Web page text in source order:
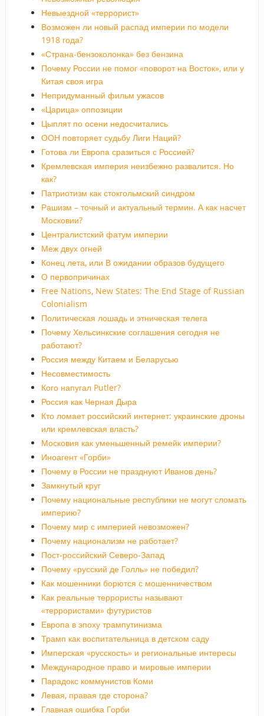
Невыездной «террорист»
Возможен ли новый распад империи по модели
1918 года?
«Страна-бензоколонка» без бензина
Почему России не помог «поворот на Восток», или у
Китая своя игра
Непридуманный фильм ужасов
«Царица» оппозиции
Цыплят по осени недосчитались
ООН повторяет судьбу Лиги Наций?
Готова ли Европа сразиться с Россией?
Кремлевская империя неизбежно развалится. Но
как?
Патриотизм как стокгольмский синдром
Рашизм – точный и актуальный термин. А как насчет
Московии?
Централистский фатум империи
Меж двух огней
Конец лета, или В ожидании образов будущего
О первопричинах
Free Nations, New States: The End Stage of Russian
Colonialism
Политическая лошадь и этническая телега
Почему Хельсинкские соглашения сегодня не
работают?
Россия между Китаем и Беларусью
Несовместимость
Кого напугал Putler?
Россия как Черная Дыра
Кто ломает российский интернет: украинские дроны
или кремлевская власть?
Московия как уменьшенный ремейк империи?
Иноагент «Горби»
Почему в России не празднуют Иванов день?
Замкнутый круг
Почему национальные республики не могут сломать
империю?
Почему мир с империей невозможен?
Почему национализм не работает?
Пост-российский Северо-Запад
Почему «русский де Голль» не победил?
Как мошенники борются с мошенничеством
Как реальные террористы называют
«террористами» футуристов
Европа в эпоху трампутинизма
Трамп как воспитательница в детском саду
Имперская «русскость» и региональные интересы
Международное право и мировые империи
Парадокс коммунистов Коми
Левая, правая где сторона?
Главная ошибка Горби